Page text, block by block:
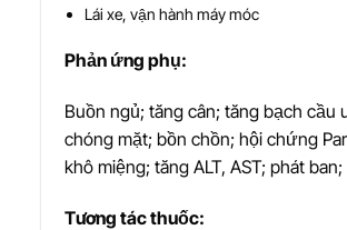
Lái xe, vận hành máy móc
Phản ứng phụ:
Buồn ngủ; tăng cân; tăng bạch cầu
chóng mặt; bồn chồn; hội chứng
khô miệng; tăng ALT, AST; phát
Tương tác thuốc: